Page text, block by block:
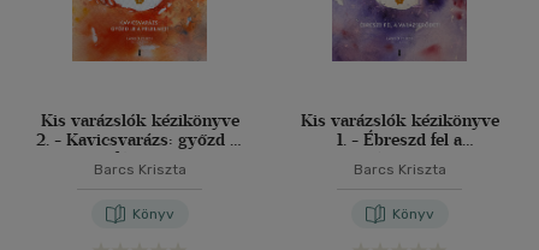
Kis varázslók kézikönyve
2. - Kavicsvarázs: győzd le
a félelmet!
Barcs Kriszta
Könyv
Kis varázslók kézikönyve
1. - Ébreszd fel a
Barcs Kriszta
Könyv